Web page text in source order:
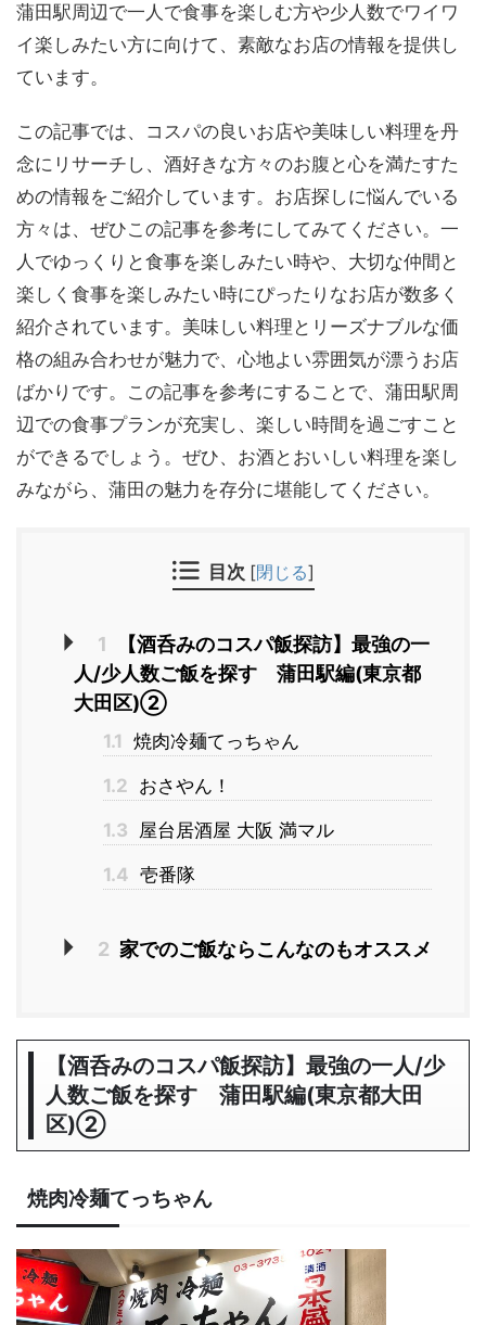
蒲田駅周辺で一人で食事を楽しむ方や少人数でワイワ
イ楽しみたい方に向けて、素敵なお店の情報を提供し
ています。
この記事では、コスパの良いお店や美味しい料理を丹
念にリサーチし、酒好きな方々のお腹と心を満たすた
めの情報をご紹介しています。お店探しに悩んでいる
方々は、ぜひこの記事を参考にしてみてください。一
人でゆっくりと食事を楽しみたい時や、大切な仲間と
楽しく食事を楽しみたい時にぴったりなお店が数多く
紹介されています。美味しい料理とリーズナブルな価
格の組み合わせが魅力で、心地よい雰囲気が漂うお店
ばかりです。この記事を参考にすることで、蒲田駅周
辺での食事プランが充実し、楽しい時間を過ごすこと
ができるでしょう。ぜひ、お酒とおいしい料理を楽し
みながら、蒲田の魅力を存分に堪能してください。
目次 [閉じる]
1
【酒呑みのコスパ飯探訪】最強の一
人/少人数ご飯を探す 蒲田駅編(東京都
大田区)②
1.1 焼肉冷麺てっちゃん
1.2 おさやん！
1.3 屋台居酒屋 大阪 満マル
1.4 壱番隊
2 家でのご飯ならこんなのもオススメ
【酒呑みのコスパ飯探訪】最強の一人/少
人数ご飯を探す 蒲田駅編(東京都大田
区)②
焼肉冷麺てっちゃん